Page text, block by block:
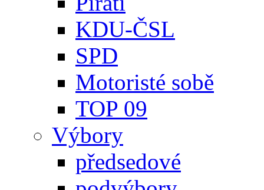
KDU-ČSL
SPD
Motoristé sobě
TOP 09
Výbory
předsedové